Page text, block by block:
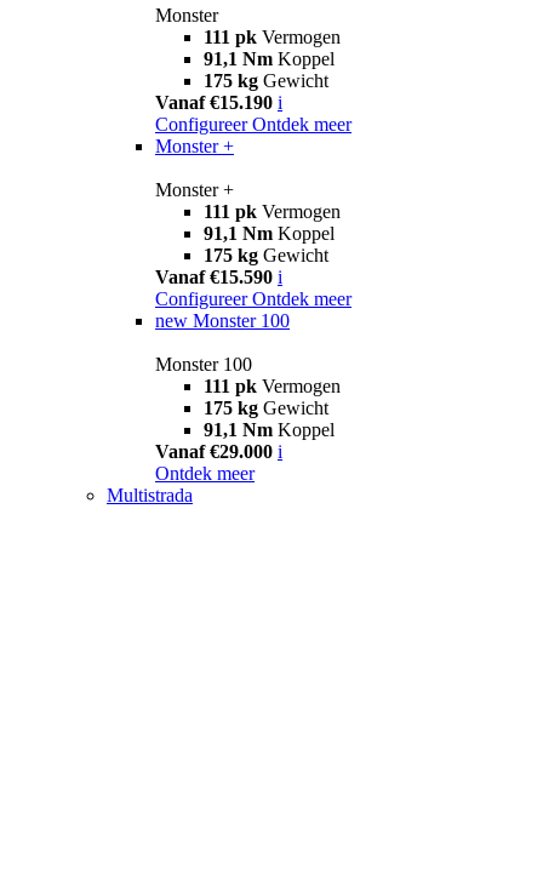
Monster
111 pk Vermogen
91,1 Nm Koppel
175 kg Gewicht
Vanaf €15.190 i
Configureer Ontdek meer
Monster +
Monster +
111 pk Vermogen
91,1 Nm Koppel
175 kg Gewicht
Vanaf €15.590 i
Configureer Ontdek meer
new Monster 100
Monster 100
111 pk Vermogen
175 kg Gewicht
91,1 Nm Koppel
Vanaf €29.000 i
Ontdek meer
Multistrada